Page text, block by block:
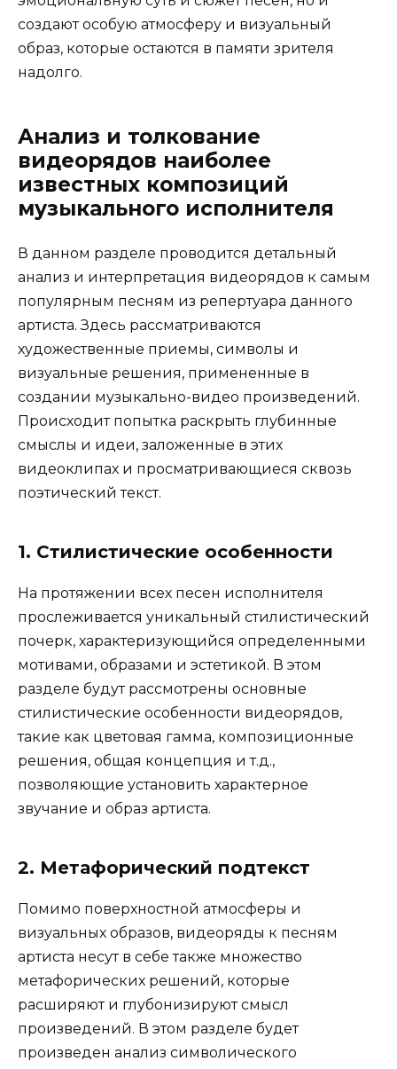
создают особую атмосферу и визуальный
образ, которые остаются в памяти зрителя
надолго.
Анализ и толкование
видеорядов наиболее
известных композиций
музыкального исполнителя
В данном разделе проводится детальный
анализ и интерпретация видеорядов к самым
популярным песням из репертуара данного
артиста. Здесь рассматриваются
художественные приемы, символы и
визуальные решения, примененные в
создании музыкально-видео произведений.
Происходит попытка раскрыть глубинные
смыслы и идеи, заложенные в этих
видеоклипах и просматривающиеся сквозь
поэтический текст.
1. Стилистические особенности
На протяжении всех песен исполнителя
прослеживается уникальный стилистический
почерк, характеризующийся определенными
мотивами, образами и эстетикой. В этом
разделе будут рассмотрены основные
стилистические особенности видеорядов,
такие как цветовая гамма, композиционные
решения, общая концепция и т.д.,
позволяющие установить характерное
звучание и образ артиста.
2. Метафорический подтекст
Помимо поверхностной атмосферы и
визуальных образов, видеоряды к песням
артиста несут в себе также множество
метафорических решений, которые
расширяют и глубонизируют смысл
произведений. В этом разделе будет
произведен анализ символического